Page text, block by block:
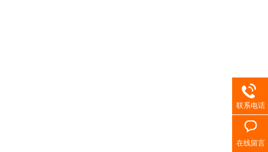
联系电话
在线留言